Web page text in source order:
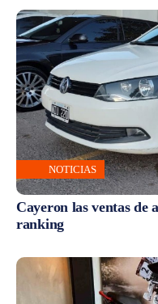
NOTICIAS
Cayeron las ventas de
ranking